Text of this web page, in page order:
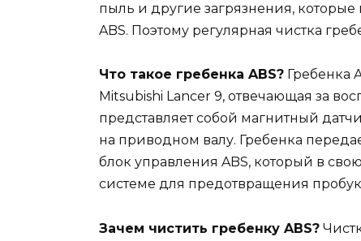
пыль и другие загрязнения, которые
ABS. Поэтому регулярная чистка
Что такое гребенка ABS? Гребенка
Mitsubishi Lancer 9, отвечающая за
представляет собой магнитный
на приводном валу. Гребенка
блок управления ABS, который в
системе для предотвращения
Зачем чистить гребенку ABS?